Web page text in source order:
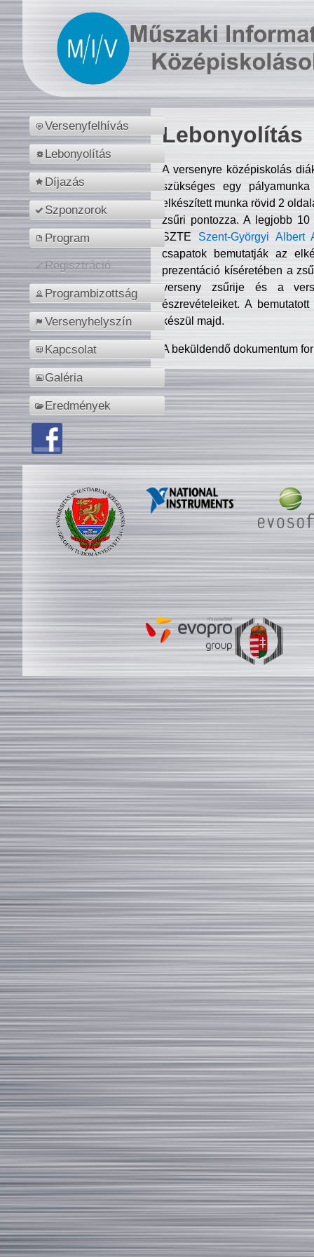
Versenyfelhívás
Lebonyolítás
Díjazás
Szponzorok
Program
Regisztráció
Programbizottság
Versenyhelyszín
Kapcsolat
Galéria
Eredmények
Lebonyolítás
A versenyre középiskolás
szükséges egy
elkészített munka rövid 2
zsűri pontozza. A legjobb
SZTE Szent-Györgyi Albert
csapatok bemutatják az
prezentáció kíséretében a
verseny zsűrije és a
észrevételeiket. A
készül majd.
A beküldendő dokumentum